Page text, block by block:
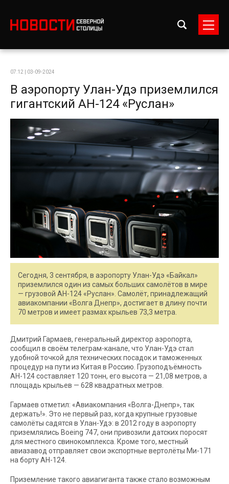
07:12 | 03-09-2024
В аэропорту Улан-Удэ приземлился
гигантский АН-124 «Руслан»
Сегодня, 3 сентября, в аэропорту Улан-Удэ «Байкал»
приземлился один из самых больших самолётов в мире
— грузовой АН-124 «Руслан». Самолёт, принадлежащий
авиакомпании «Волга Днепр», достигает в длину почти
70 метров и имеет размах крыльев 73,3 метра.
Дмитрий Гармаев, генеральный директор аэропорта,
сообщил в своём телеграм-канале, что Улан-Удэ стал
удобной точкой для технических посадок и таможенных
процедур на пути из Китая в Россию. Грузоподъёмность
АН-124 составляет 120 тонн, его высота — 21,08 метров, а
площадь крыльев — 628 квадратных метров.
Гармаев отметил: «Авиакомпания «Волга-Днепр», так
держать!». Это не первый раз, когда крупные грузовые
самолёты садятся в Улан-Удэ: в 2012 году в аэропорту
приземлялись Boeing 747, они привозили датских поросят
для местного свинокомплекса. Кроме того, местный
авиазавод отправляет свои экспортные вертолёты Ми-171
на борту АН-124.
Приземление такого авиагиганта также стало возможным